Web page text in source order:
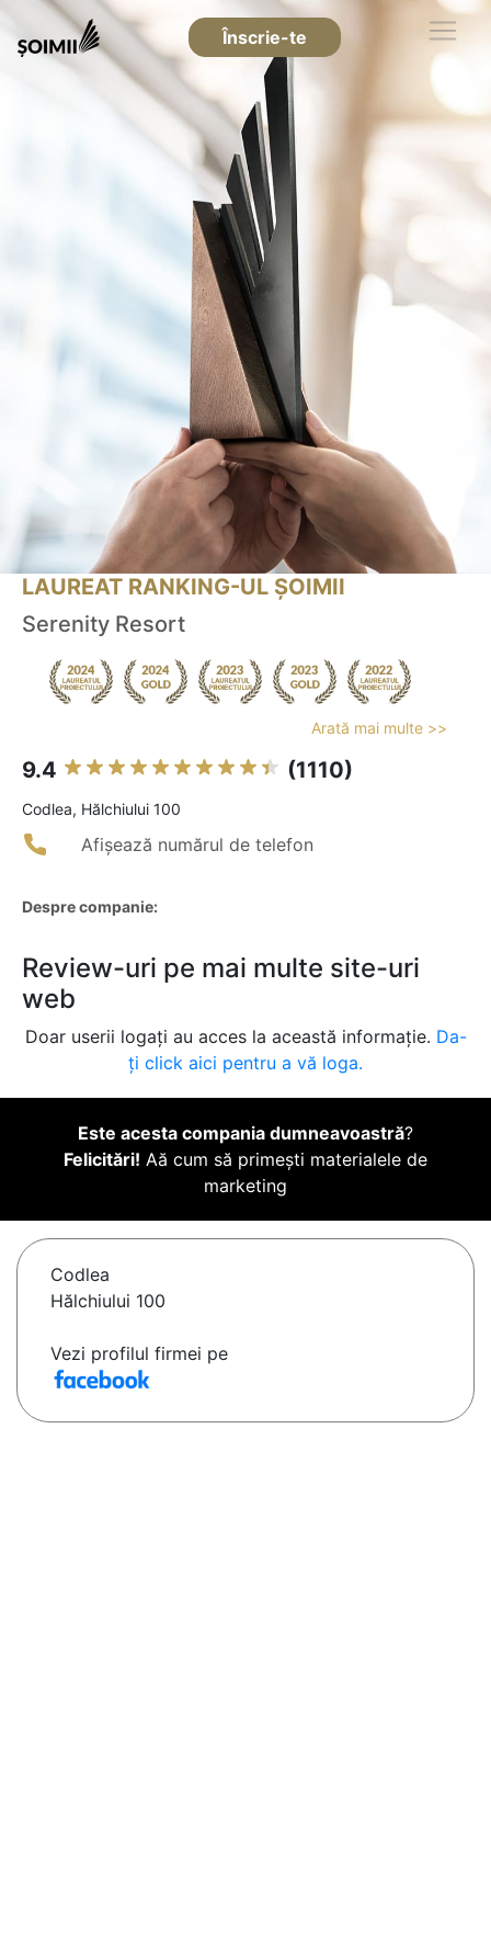
Înscrie-te
LAUREAT RANKING-UL ȘOIMII
Serenity Resort
Arată mai multe >>
9.4 (1110)
Codlea, Hălchiului 100
Afișează numărul de telefon
Despre companie:
Review-uri pe mai multe site-uri
web
Doar userii logați au acces la această informație. Da-
ți click aici pentru a vă loga.
Este acesta compania dumneavoastră?
Felicitări! Aă cum să primești materialele de
marketing
Codlea
Hălchiului 100
Vezi profilul firmei pe